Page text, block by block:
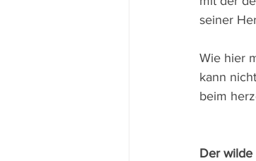
seiner
Wie hier
kann
beim
Der wilde